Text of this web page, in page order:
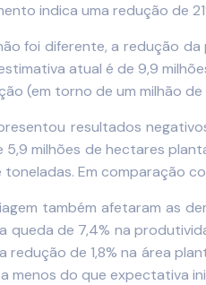
indica uma redução de
foi diferente, a redução
atual é de 9,9
(em torno de um milhão
resultados
5,9 milhões de hectares
toneladas. Em comparação
também afetaram as
queda de 7,4% na
redução de 1,8% na área
menos do que expectativa